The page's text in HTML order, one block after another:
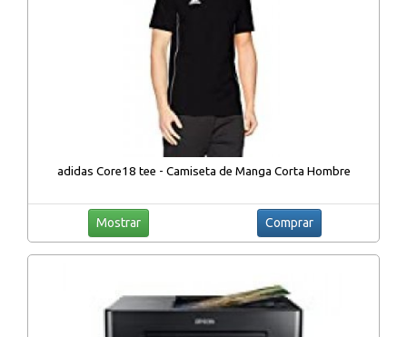
adidas Core18 tee - Camiseta de Manga Corta Hombre
Mostrar Comprar